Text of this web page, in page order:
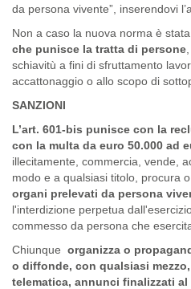
da persona vivente”, inserendovi
Non a caso la nuova norma è
che punisce la tratta di persone
schiavitù a fini di sfruttamento
accattonaggio o allo scopo di
SANZIONI
L’art. 601-bis punisce con la
con la multa da euro 50.000 ad
illecitamente, commercia, vende,
modo e a qualsiasi titolo, procura
organi prelevati da persona
l'interdizione perpetua
commesso da persona che
Chiunque organizza o
o diffonde, con qualsiasi
telematica, annunci finalizzati